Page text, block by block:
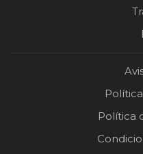
Política